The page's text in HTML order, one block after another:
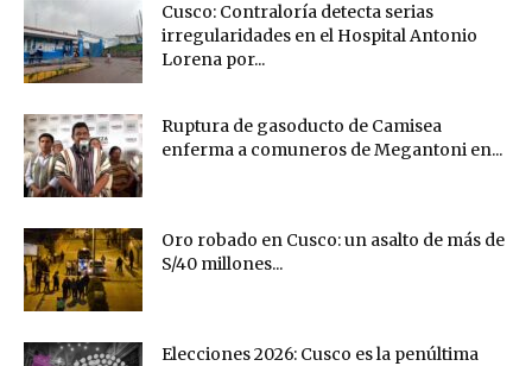
Cusco: Contraloría detecta serias
irregularidades en el Hospital Antonio
Lorena por...
Ruptura de gasoducto de Camisea
enferma a comuneros de Megantoni en...
Oro robado en Cusco: un asalto de más de
S/40 millones...
Elecciones 2026: Cusco es la penúltima